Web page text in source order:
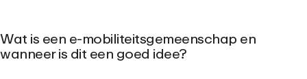
Wat is een e-mobiliteitsgemeenschap en
wanneer is dit een goed idee?